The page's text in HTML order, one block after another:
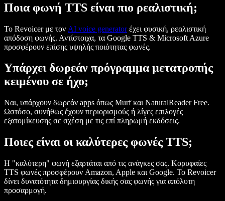
Ποια φωνή TTS είναι πιο ρεαλιστική;
Το Revoicer με τον AI voice generatorέχει φυσική, ρεαλιστική
απόδοση φωνής. Αντίστοιχα, τα Google TTS & Microsoft Azure
προσφέρουν επίσης υψηλής ποιότητας φωνές.
Υπάρχει δωρεάν πρόγραμμα μετατροπής
κειμένου σε ήχο;
Ναι, υπάρχουν δωρεάν apps όπως Murf και NaturalReader Free.
Ωστόσο, συνήθως έχουν περιορισμούς ή λίγες επιλογές
εξατομίκευσης σε σχέση με τις επί πληρωμή εκδόσεις.
Ποιες είναι οι καλύτερες φωνές TTS;
Η "καλύτερη" φωνή εξαρτάται από τις ανάγκες σας. Κορυφαίες
TTS φωνές προσφέρουν Amazon, Apple και Google. Το Revoicer
δίνει δυνατότητα δημιουργίας δικής σας φωνής για απόλυτη
προσαρμογή.